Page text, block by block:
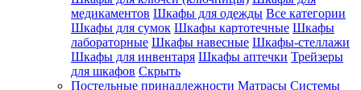
медикаментов Шкафы для одежды Все категории
Шкафы для сумок Шкафы картотечные Шкафы
лабораторные Шкафы навесные Шкафы-стеллажи
Шкафы для инвентаря Шкафы аптечки Трейзеры
для шкафов Скрыть
Постельные принадлежности Матрасы Системы